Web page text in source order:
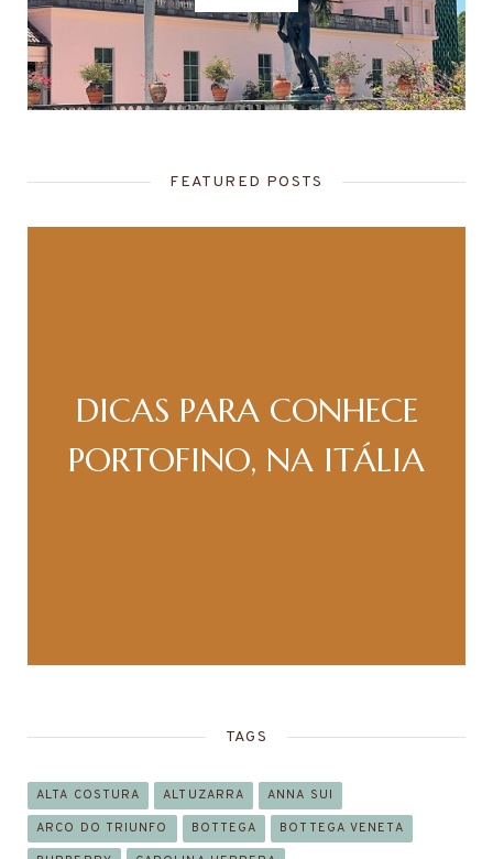
FEATURED POSTS
DICAS PARA CONHECE
PORTOFINO, NA ITÁLIA
TAGS
ALTA COSTURA ALTUZARRA ANNA SUI
ARCO DO TRIUNFO BOTTEGA BOTTEGA VENETA